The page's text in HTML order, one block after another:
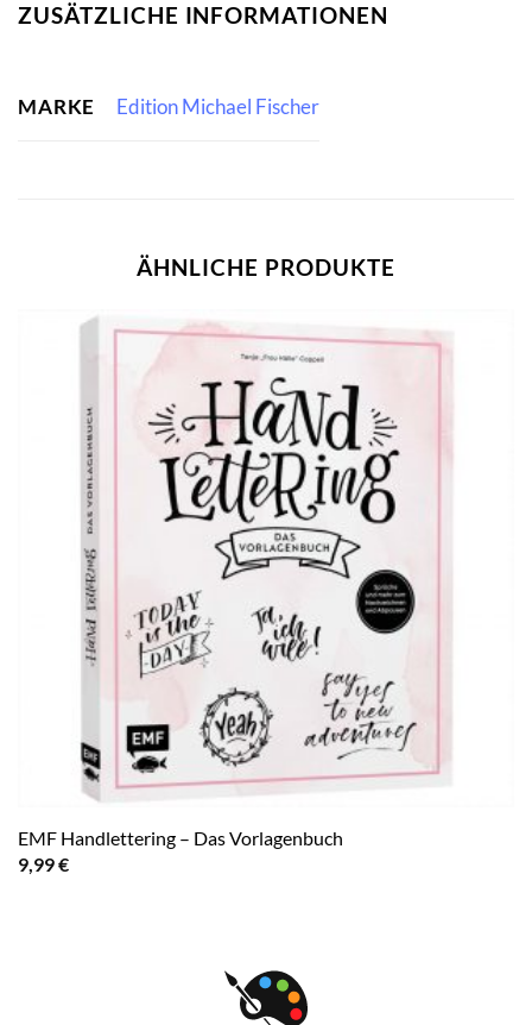
ZUSÄTZLICHE INFORMATIONEN
MARKE Edition Michael Fischer
ÄHNLICHE PRODUKTE
EMF Handlettering – Das Vorlagenbuch
9,99€